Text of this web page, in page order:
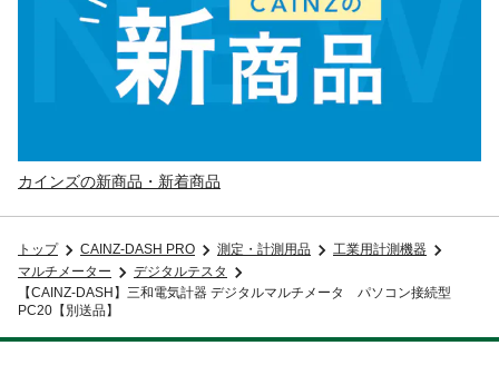
カインズの新商品・新着商品
トップ CAINZ-DASH PRO 測定・計測用品
工業用計測機器
マルチメーター
デジタルテスタ
【CAINZ-DASH】三和電気計器 デジタルマルチメータ パソコン接続型
PC20【別送品】